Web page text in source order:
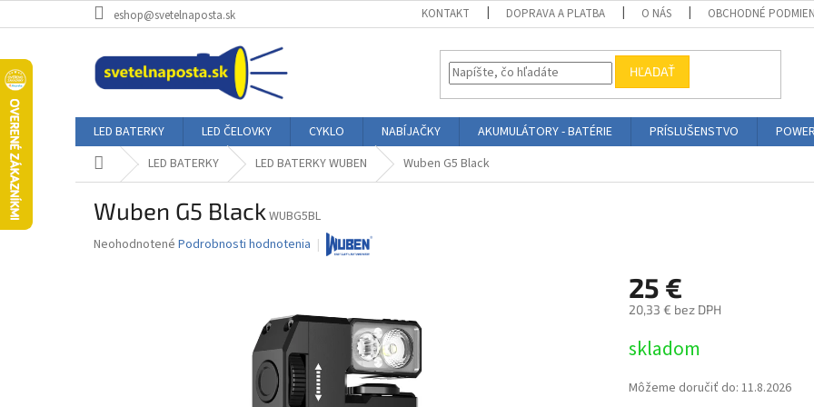
na
eshop@svetelnaposta.sk KONTAKT DOPRAVA A PLATBA O NÁS OBCHODNÉ
HĽADAŤ
LED BATERKY LED ČELOVKY CYKLO NABÍJAČKY AKUMULÁTORY - BATÉRIE PRÍSLUŠENSTVO
DomovLED BATERKY LED BATERKY WUBEN Wuben G5 Black
Wuben G5 Black WUBG5BL
Priemerné
Neohodnotené Podrobnosti hodnotenia
25 €
20,33 € bez DPH
cena:
skladom
Môžeme doručiť do: 11.8.2026